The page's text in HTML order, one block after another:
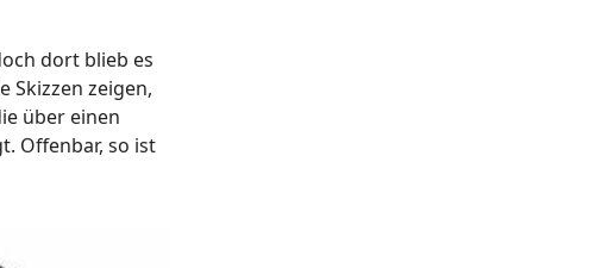
dort blieb es
Skizzen zeigen,
über einen
Offenbar, so ist